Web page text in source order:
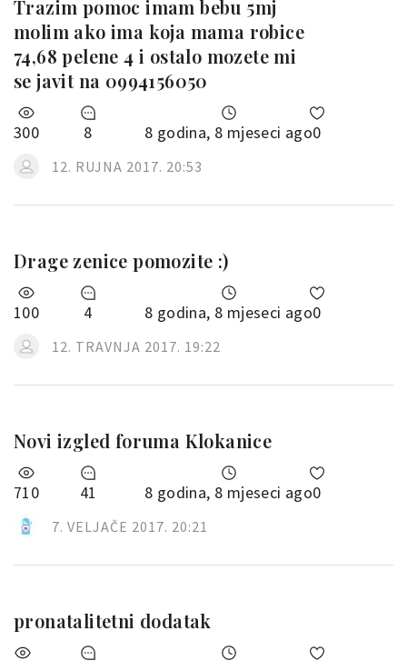
Trazim pomoc imam bebu 5mj
molim ako ima koja mama robice
74,68 pelene 4 i ostalo mozete mi
se javit na 0994156050
300 8 8 godina, 8 mjeseci ago0
12. RUJNA 2017. 20:53
Drage zenice pomozite :)
100 4 8 godina, 8 mjeseci ago0
12. TRAVNJA 2017. 19:22
Novi izgled foruma Klokanice
710 41 8 godina, 8 mjeseci ago0
7. VELJAČE 2017. 20:21
pronatalitetni dodatak